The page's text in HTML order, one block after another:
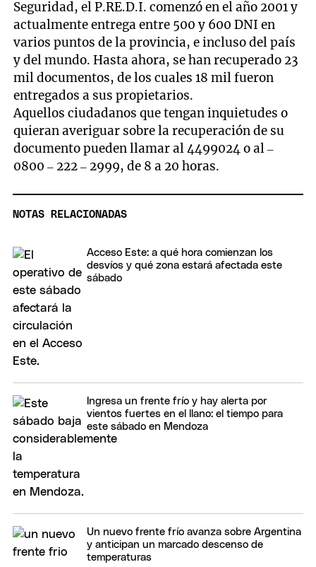
Seguridad, el P.RE.D.I. comenzó en el año 2001 y
actualmente entrega entre 500 y 600 DNI en
varios puntos de la provincia, e incluso del país
y del mundo. Hasta ahora, se han recuperado 23
mil documentos, de los cuales 18 mil fueron
entregados a sus propietarios.
Aquellos ciudadanos que tengan inquietudes o
quieran averiguar sobre la recuperación de su
documento pueden llamar al 4499024 o al –
0800 – 222 – 2999, de 8 a 20 horas.
NOTAS RELACIONADAS
Acceso Este: a qué hora comienzan los
desvíos y qué zona estará afectada este
sábado
Ingresa un frente frío y hay alerta por
vientos fuertes en el llano: el tiempo para
este sábado en Mendoza
Un nuevo frente frío avanza sobre Argentina
y anticipan un marcado descenso de
temperaturas